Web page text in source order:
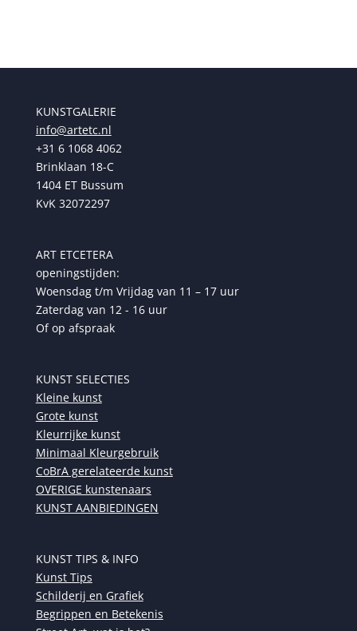
KUNSTGALERIE
info@artetc.nl
+31 6 1068 4062
Brinklaan 18-C
1404 ET Bussum
KvK 32072297
ART ETCETERA
openingstijden:
Woensdag t/m Vrijdag van 11 – 17 uur
Zaterdag van 12 - 16 uur
Of op afspraak
KUNST SELECTIES
Kleine kunst
Grote kunst
Kleurrijke kunst
Minimaal Kleurgebruik
CoBrA gerelateerde kunst
OVERIGE kunstenaars
KUNST AANBIEDINGEN
KUNST TIPS & INFO
Kunst Tips
Schilderij en Grafiek
Begrippen en Betekenis